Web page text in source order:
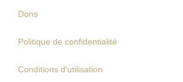
Dons
Politique de confidentialité
Conditions d’utilisation